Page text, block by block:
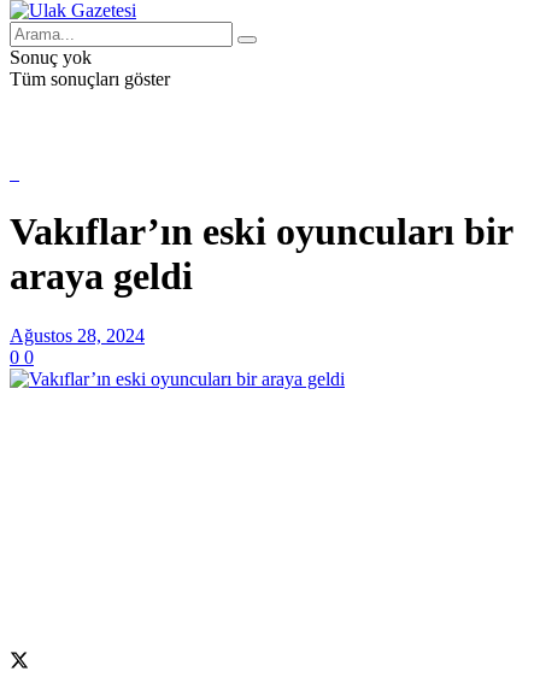
Sonuç yok
Tüm sonuçları göster
Vakıflar’ın eski oyuncuları bir
araya geldi
Ağustos 28, 2024
0 0